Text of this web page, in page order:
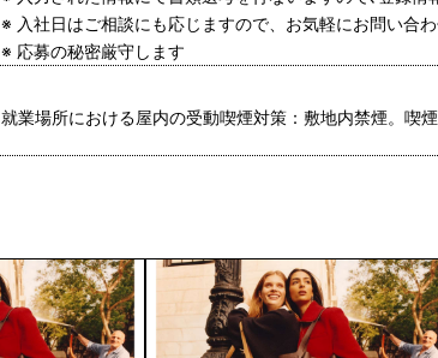
※ 入社日はご相談にも応じますので、お気軽にお問い合
※ 応募の秘密厳守します
就業場所における屋内の受動喫煙対策：敷地内禁煙。喫